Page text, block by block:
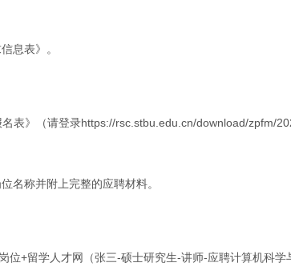
息表》。
表》（请登录https://rsc.stbu.edu.cn/download/zpfm/
名称并附上完整的应聘材料。
位+留学人才网（张三-硕士研究生-讲师-应聘计算机科学